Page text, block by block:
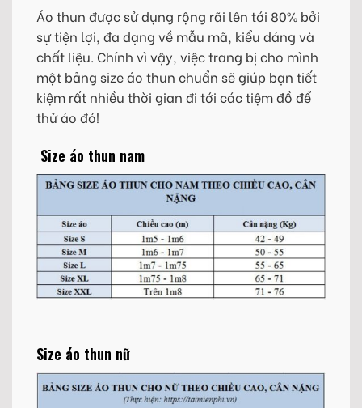
Áo thun được sử dụng rộng rãi lên tới 80% bởi
sự tiện lợi, đa dạng về mẫu mã, kiểu dáng và
chất liệu. Chính vì vậy, việc trang bị cho mình
một bảng size áo thun chuẩn sẽ giúp bạn tiết
kiệm rất nhiều thời gian đi tới các tiệm đồ để
thử áo đó!
Size áo thun nam
Size áo thun nữ